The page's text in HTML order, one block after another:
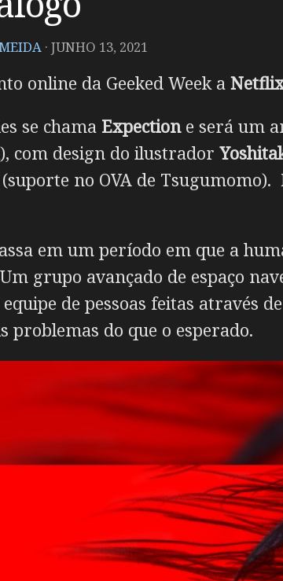
· JUNHO 13, 2021
online da Geeked Week a
se chama Expectione será um
com design do ilustrador
no OVA de
em um período em que a
grupo avançado de espaço
de pessoas feitas através
problemas do que o esperado.